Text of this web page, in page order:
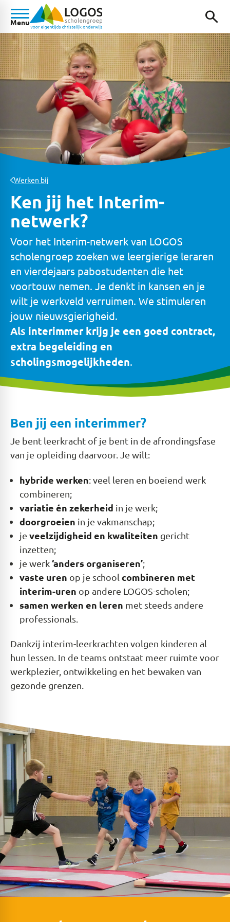
Menu search
Werken bij
Ken jij het Interim-
netwerk?
Voor het Interim-netwerk van LOGOS
scholengroep zoeken we leergierige leraren
en vierdejaars pabostudenten die het
voortouw nemen. Je denkt in kansen en je
wilt je werkveld verruimen. We stimuleren
jouw nieuwsgierigheid.
Als interimmer krijg je een goed contract,
extra begeleiding en
scholingsmogelijkheden.
Ben jij een interimmer?
Je bent leerkracht of je bent in de afrondingsfase
van je opleiding daarvoor. Je wilt:
hybride werken: veel leren en boeiend werk
combineren;
variatie én zekerheid in je werk;
doorgroeien in je vakmanschap;
je veelzijdigheid en kwaliteiten gericht
inzetten;
je werk‘anders organiseren’;
vaste uren op je school combineren met
interim-uren op andere LOGOS-scholen;
samen werken en leren met steeds andere
professionals.
Dankzij interim-leerkrachten volgen kinderen al
hun lessen. In de teams ontstaat meer ruimte voor
werkplezier, ontwikkeling en het bewaken van
gezonde grenzen.